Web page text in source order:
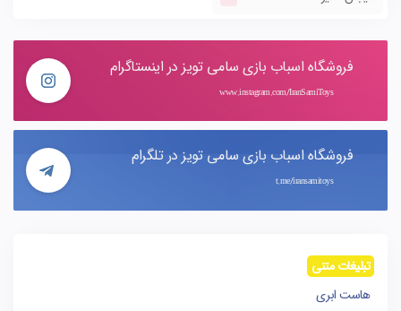
فروشگاه اسباب بازی سامی تویز در اینستاگرام
www.instagram.com/IranSamiToys
فروشگاه اسباب بازی سامی تویز در تلگرام
t.me/iransamitoys
تبلیغات متنی
هاست ابری